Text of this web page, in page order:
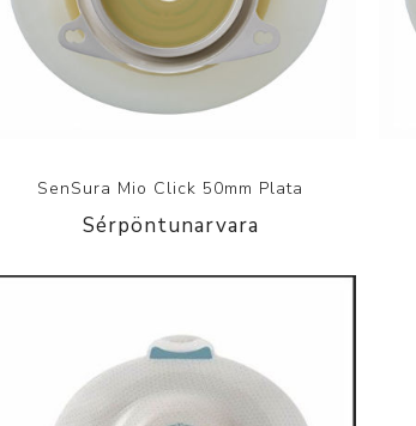
SenSura Mio Click 50mm Plata
Sérpöntunarvara